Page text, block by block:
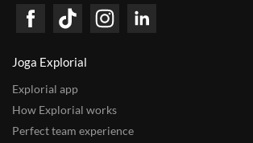
Joga Explorial
Explorial app
How Explorial works
Perfect team experience